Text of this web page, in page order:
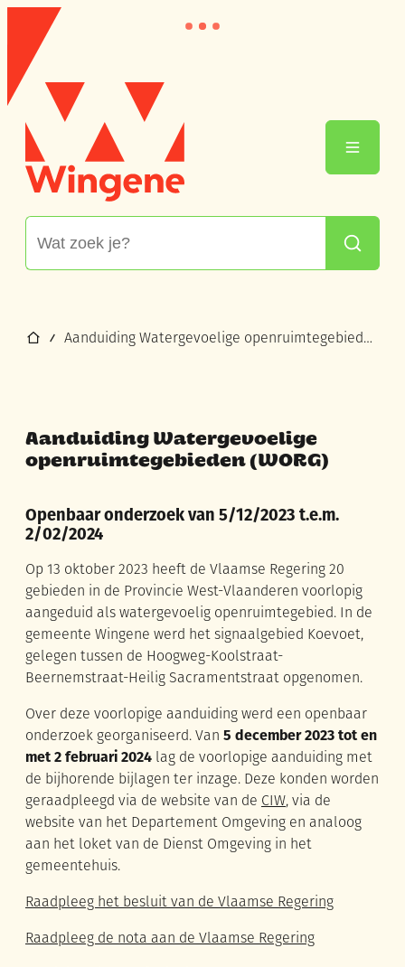
Naar inhoud
Wingene
Zoeken
Menu
Startpagina
Aanduiding Watergevoelige openruimtegebieden (WORG)
Aanduiding Watergevoelige
openruimtegebieden (WORG)
Openbaar onderzoek van 5/12/2023 t.e.m.
2/02/2024
Op 13 oktober 2023 heeft de Vlaamse Regering 20
gebieden in de Provincie West-Vlaanderen voorlopig
aangeduid als watergevoelig openruimtegebied. In de
gemeente Wingene werd het signaalgebied Koevoet,
gelegen tussen de Hoogweg-Koolstraat-
Beernemstraat-Heilig Sacramentstraat opgenomen.
Over deze voorlopige aanduiding werd een openbaar
onderzoek georganiseerd. Van 5 december 2023 tot en
met 2 februari 2024 lag de voorlopige aanduiding met
de bijhorende bijlagen ter inzage. Deze konden worden
geraadpleegd via de website van de CIW, via de
website van het Departement Omgeving en analoog
aan het loket van de Dienst Omgeving in het
gemeentehuis.
Raadpleeg het besluit van de Vlaamse Regering
Raadpleeg de nota aan de Vlaamse Regering